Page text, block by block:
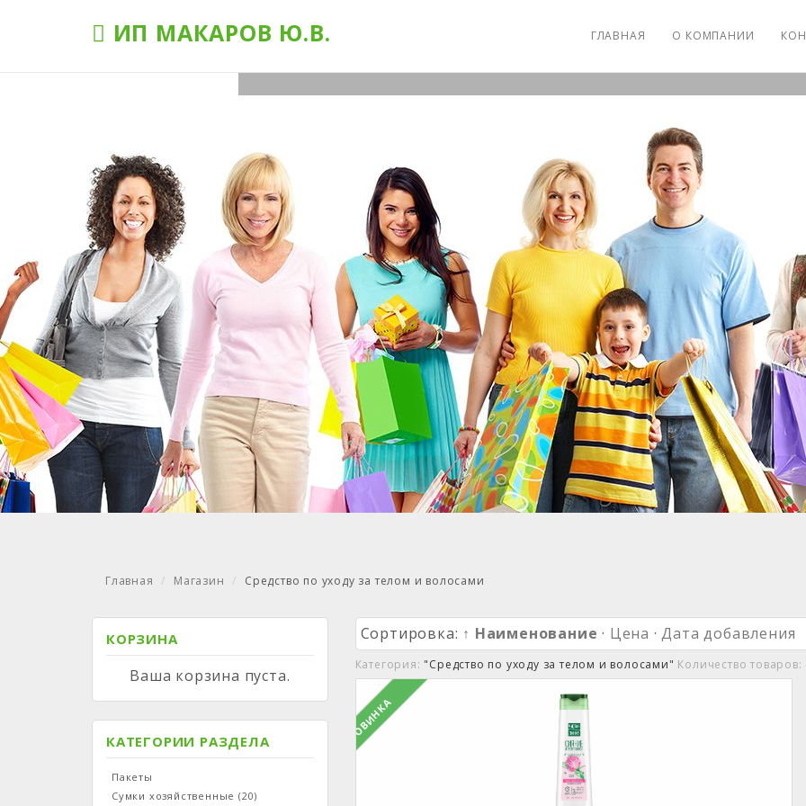
ИП МАКАРОВ Ю.В. ГЛАВНАЯ О КОМПАНИИ
Главная Магазин Средство по уходу за телом и волосами
КОРЗИНА
Ваша корзина пуста.
КАТЕГОРИИ РАЗДЕЛА
Пакеты
Сумки хозяйственные (20)
Сортировка: ↑ Наименование · Цена ·Дата добавления
Категория: "Средство по уходу за телом и волосами" Количество товаров:
НОВИНКА